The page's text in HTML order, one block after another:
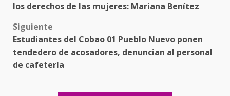
los derechos de las mujeres: Mariana Benítez
Siguiente
Estudiantes del Cobao 01 Pueblo Nuevo ponen
tendedero de acosadores, denuncian al personal
de cafetería